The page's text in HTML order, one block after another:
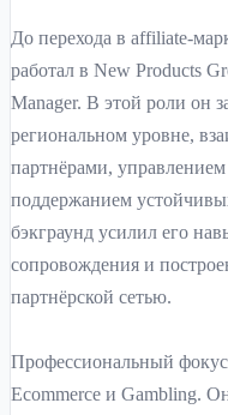
До перехода в affiliate-
работал в New Products
Manager. В этой роли он
региональном уровне,
партнёрами,
поддержанием
бэкграунд усилил его
сопровождения и
партнёрской сетью.
Профессиональный
Ecommerce и Gambling.